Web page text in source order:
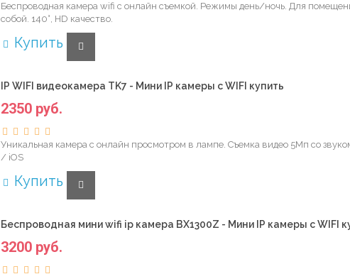
Беспроводная камера wifi с онлайн съемкой. Режимы день/ночь. Для
собой. 140°, HD качество.
Купить
IP WIFI видеокамера TK7 - Мини IP камеры с WIFI купить
2350 руб.
Уникальная камера с онлайн просмотром в лампе. Съемка видео 5Мп со
/ iOS
Купить
Беспроводная мини wifi ip камера BX1300Z - Мини IP камеры с WIFI
3200 руб.